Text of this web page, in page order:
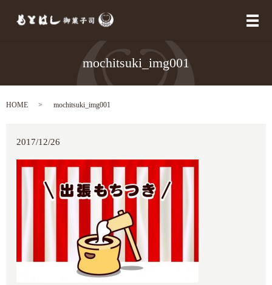
メ
mochitsuki_img001
HOME mochitsuki_img001
2017/12/26